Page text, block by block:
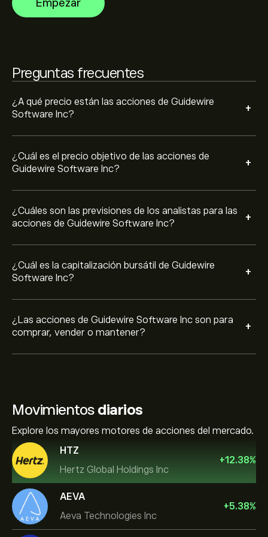
Empezar
Preguntas frecuentes
¿A qué precio están las acciones de Guidewire
Software Inc?
+
¿Cuál es el precio objetivo de las acciones de
Guidewire Software Inc?
+
¿Cuáles son las previsiones de los analistas para las
acciones de Guidewire Software Inc?
+
previsto. Consulta las previsiones más recientes para
conocer la evolución futura de los precios.
¿Cuál es la capitalización bursátil de Guidewire
Software Inc?
+
¿Las acciones de Guidewire Software Inc son para
comprar, vender o mantener?
+
Basado en las recomendaciones de 4 analistas para
Compra fuerte.
Movimientos diarios
Explore los mayores motores de acciones del mercado.
HTZ
Hertz Global Holdings Inc
+12.38%
AEVA
Aeva Technologies Inc
+5.38%